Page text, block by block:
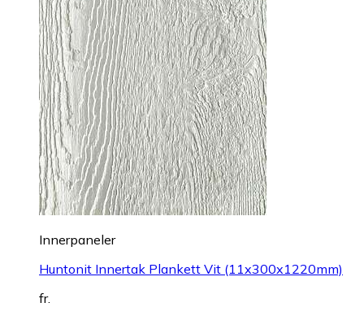
Innerpaneler
Huntonit Innertak Plankett Vit (11x300x1220mm)
fr.